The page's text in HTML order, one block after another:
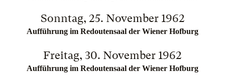
Sonntag, 25. November 1962
Aufführung im Redoutensaal der Wiener Hofburg
Freitag, 30. November 1962
Aufführung im Redoutensaal der Wiener Hofburg